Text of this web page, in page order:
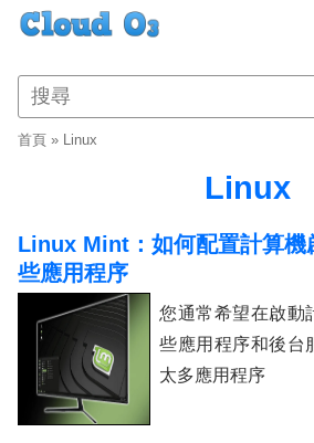
首頁 » Linux
Linux
Linux Mint：如何配置計算機
些應用程序
您通常希望在啟動
些應用程序和後台
太多應用程序